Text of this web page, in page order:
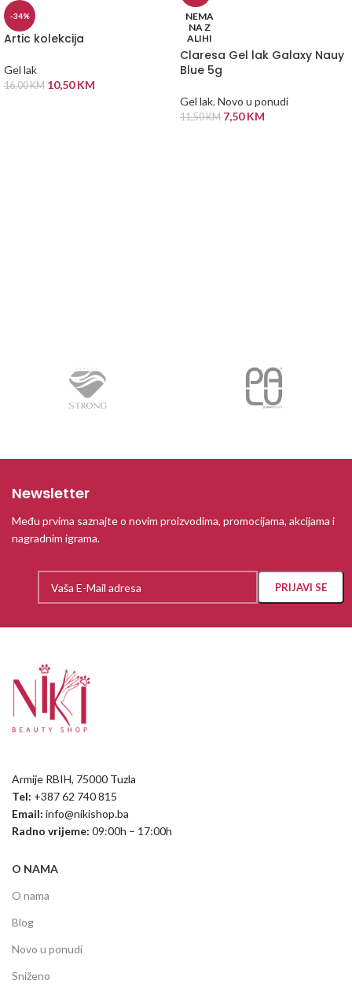
-34%
Artic kolekcija
Gel lak
16,00KM 10,50KM
NEMA
NA Z
ALIHI
Claresa Gel lak Galaxy Nauy
Blue 5g
Gel lak, Novo u ponudi
11,50KM 7,50KM
Newsletter
Među prvima saznajte o novim proizvodima, promocijama, akcijama i
nagradnim igrama.
Armije RBIH, 75000 Tuzla
Tel: +387 62 740 815
Email: info@nikishop.ba
Radno vrijeme: 09:00h – 17:00h
O NAMA
O nama
Blog
Novo u ponudi
Sniženo